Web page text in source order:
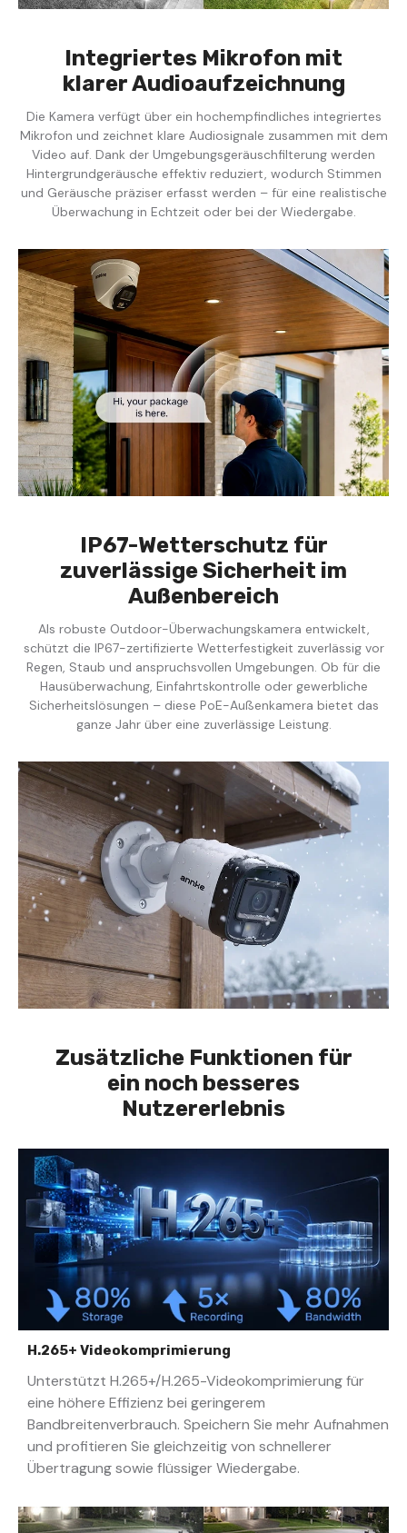
Integriertes Mikrofon mit
klarer Audioaufzeichnung
Die Kamera verfügt über ein hochempfindliches integriertes
Mikrofon und zeichnet klare Audiosignale zusammen mit dem
Video auf. Dank der Umgebungsgeräuschfilterung werden
Hintergrundgeräusche effektiv reduziert, wodurch Stimmen
und Geräusche präziser erfasst werden – für eine realistische
Überwachung in Echtzeit oder bei der Wiedergabe.
IP67-Wetterschutz für
zuverlässige Sicherheit im
Außenbereich
Als robuste Outdoor-Überwachungskamera entwickelt,
schützt die IP67-zertifizierte Wetterfestigkeit zuverlässig vor
Regen, Staub und anspruchsvollen Umgebungen. Ob für die
Hausüberwachung, Einfahrtskontrolle oder gewerbliche
Sicherheitslösungen – diese PoE-Außenkamera bietet das
ganze Jahr über eine zuverlässige Leistung.
Zusätzliche Funktionen für
ein noch besseres
Nutzererlebnis
H.265+ Videokomprimierung
Unterstützt H.265+/H.265-Videokomprimierung für
eine höhere Effizienz bei geringerem
Bandbreitenverbrauch. Speichern Sie mehr Aufnahmen
und profitieren Sie gleichzeitig von schnellerer
Übertragung sowie flüssiger Wiedergabe.